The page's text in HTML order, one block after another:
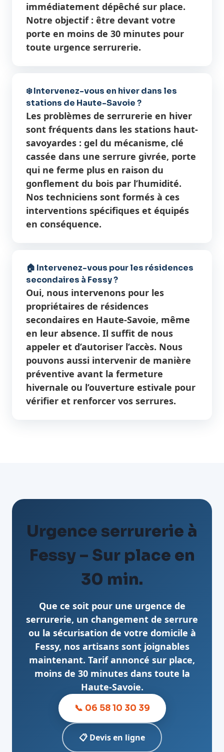
immédiatement dépêché sur place.
Notre objectif : être devant votre
porte en moins de 30 minutes pour
toute urgence serrurerie.
❄️ Intervenez-vous en hiver dans les
stations de Haute-Savoie ?
Les problèmes de serrurerie en hiver
sont fréquents dans les stations haut-
savoyardes : gel du mécanisme, clé
cassée dans une serrure givrée, porte
qui ne ferme plus en raison du
gonflement du bois par l’humidité.
Nos techniciens sont formés à ces
interventions spécifiques et équipés
en conséquence.
🏠 Intervenez-vous pour les résidences
secondaires à Fessy ?
Oui, nous intervenons pour les
propriétaires de résidences
secondaires en Haute-Savoie, même
en leur absence. Il suffit de nous
appeler et d’autoriser l’accès. Nous
pouvons aussi intervenir de manière
préventive avant la fermeture
hivernale ou l’ouverture estivale pour
vérifier et renforcer vos serrures.
Urgence serrurerie à
Fessy – Sur place en
30 min.
Que ce soit pour une urgence de
serrurerie, un changement de serrure
ou la sécurisation de votre domicile à
Fessy, nos artisans sont joignables
maintenant. Tarif annoncé sur place,
moins de 30 minutes dans toute la
Haute-Savoie.
📞 06 58 10 30 39
📋 Devis en ligne